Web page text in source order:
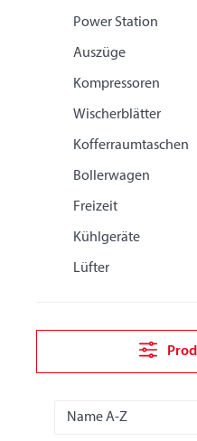
Power Station
Auszüge
Kompressoren
Wischerblätter
Kofferraumtaschen
Bollerwagen
Freizeit
Kühlgeräte
Lüfter